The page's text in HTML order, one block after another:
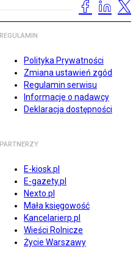
REGULAMIN
Polityka Prywatności
Zmiana ustawień zgód
Regulamin serwisu
Informacje o nadawcy
Deklaracja dostępności
PARTNERZY
E-kiosk.pl
E-gazety.pl
Nexto.pl
Mała księgowość
Kancelarierp.pl
Wieści Rolnicze
Życie Warszawy